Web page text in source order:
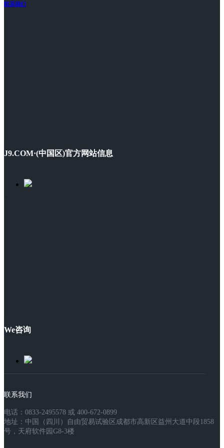
联系我们
J9.COM·(中国区)官方网站信息
We咨询
联系我们
电话：0833-2495578 或 400-672-0899
地址：中国（四川）自由贸易试验区成都市高新区益州大道中段1858
号，天府软件园G8-3楼